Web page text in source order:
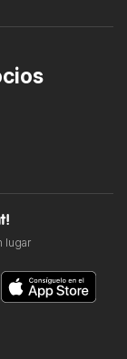
lugar